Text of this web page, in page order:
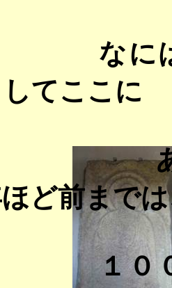
なに
てここに
ある
ど前まで
１０